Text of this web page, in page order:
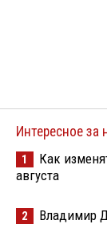
Интересное за
1
Как
августа
2 Владимир